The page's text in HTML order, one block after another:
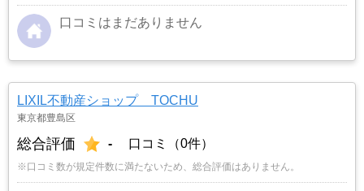
口コミはまだありません
LIXIL不動産ショップ TOCHU
東京都豊島区
総合評価 - 口コミ（0件）
※口コミ数が規定件数に満たないため、総合評価はありません。